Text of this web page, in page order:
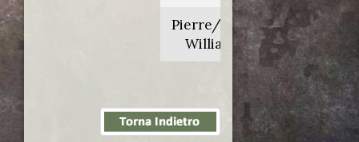
Pierre/Mike
Williams